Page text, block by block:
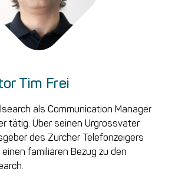
Tim Frei
als Communication Manager
tätig. Über seinen Urgrossvater
des Zürcher Telefonzeigers
familiären Bezug zu den